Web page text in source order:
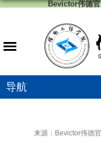
Bevictor伟德官
导航
来源：Bevictor伟德